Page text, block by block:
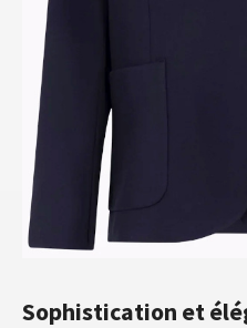
Sophistication et